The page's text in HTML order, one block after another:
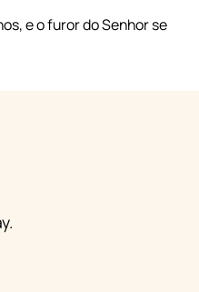
e o furor do Senhor se